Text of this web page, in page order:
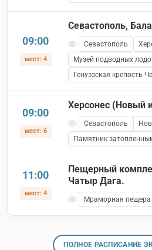
09:00
мест: 4
Севастополь,
Севастополь
Музей подводных
Генуэзская крепость
09:00
мест: 6
Херсонес (Новый
Севастополь
Памятник
11:00
мест: 4
Пещерный
Чатыр Дага.
Мраморная пещера
ПОЛНОЕ РАСПИСАНИЕ